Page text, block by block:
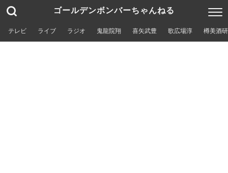
ゴールデンボンバーちゃんねる
テレビ ライブ ラジオ 鬼龍院翔 喜矢武豊 歌広場淳 樽美酒